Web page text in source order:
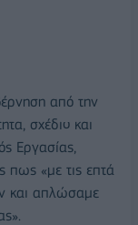
από την
σχέδιο και
Εργασίας,
πως «με τις επτά
και απλώσαμε